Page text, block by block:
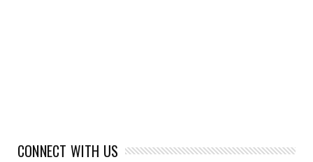
CONNECT WITH US